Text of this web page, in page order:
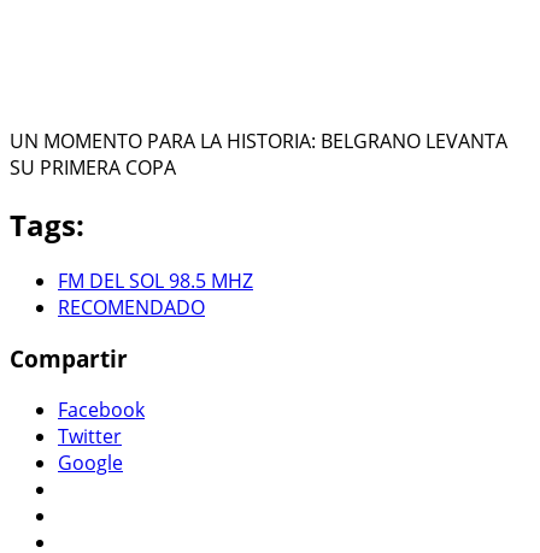
UN MOMENTO PARA LA HISTORIA: BELGRANO LEVANTA
SU PRIMERA COPA
Tags:
FM DEL SOL 98.5 MHZ
RECOMENDADO
Compartir
Facebook
Twitter
Google